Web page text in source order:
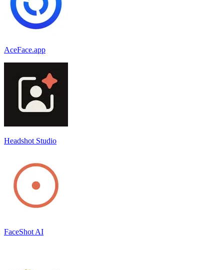
AceFace.app
Headshot Studio
FaceShot AI